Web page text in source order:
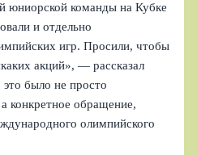
юниорской команды на Кубке
и отдельно
игр. Просили, чтобы
акций», — рассказал
было не просто
конкретное обращение,
олимпийского